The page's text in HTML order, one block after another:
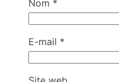
Nom *
E-mail *